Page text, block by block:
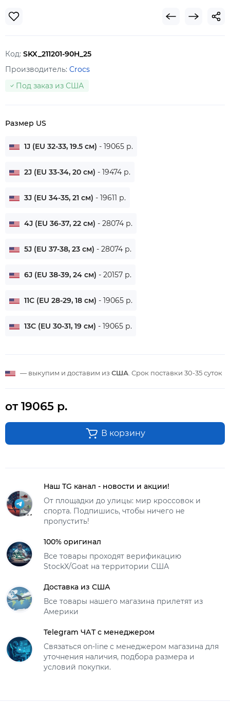
Код: SKX_211201-90H_25
Производитель: Crocs
Под заказ из США
Размер US
1J (EU 32-33, 19.5 см) - 19065 р.
2J (EU 33-34, 20 см) - 19474 р.
3J (EU 34-35, 21 см) - 19611 р.
4J (EU 36-37, 22 см) - 28074 р.
5J (EU 37-38, 23 см) - 28074 р.
6J (EU 38-39, 24 см) - 20157 р.
11C (EU 28-29, 18 см) - 19065 р.
13C (EU 30-31, 19 см) - 19065 р.
— выкупим и доставим из США . Срок поставки 30-35 суток
от 19065 р.
В корзину
Наш TG канал - новости и акции!
От площадки до улицы: мир кроссовок и
спорта. Подпишись, чтобы ничего не
пропустить!
100% оригинал
Все товары проходят верификацию
StockX/Goat на территории США
Доставка из США
Все товары нашего магазина прилетят из
Америки
Telegram ЧАТ с менеджером
Связаться on-line с менеджером магазина для
уточнения наличия, подбора размера и
условий покупки.